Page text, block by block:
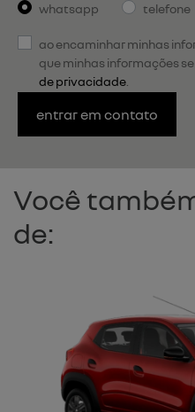
whatsapp telefone
ao encaminhar minhas
que minhas informações
de privacidade
entrar em contato
Você
de: